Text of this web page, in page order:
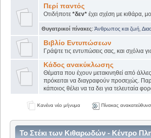
Περί παντός
Οτιδήποτε *δεν*έχει σχέση με κιθάρα,
Θυγατρικοί πίνακες: Άνθρωπος και ζωή
Βιβλίο Εντυπώσεων
Γράψτε τις εντυπώσεις σας, και σχόλια
Κάδος ανακύκλωσης
Θέματα που έχουν μετακινηθεί από
πρόκειται να διαγραφούν προσεχώς.
κάποιος θέλει να τα δει για τελευταία
Κανένα νέο μήνυμα Πίνακας
Το Στέκι των Κιθαρωδών - Κέντρο